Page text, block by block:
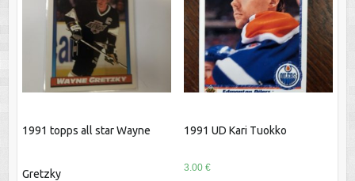
1991 topps all star Wayne
Gretzky
1991 UD Kari Tuokko
3.00 €